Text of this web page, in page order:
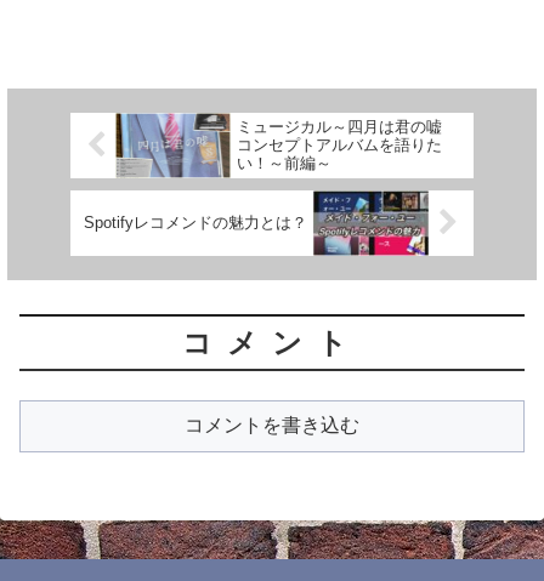
ミュージカル～四月は君の嘘
コンセプトアルバムを語りた
い！～前編～
Spotifyレコメンドの魅力とは？
コメント
コメントを書き込む